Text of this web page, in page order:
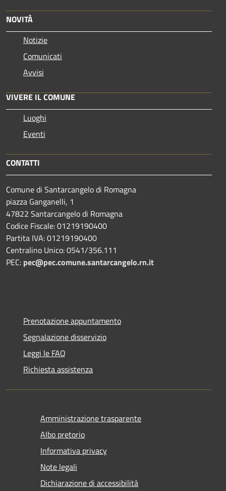
NOVITÀ
Notizie
Comunicati
Avvisi
VIVERE IL COMUNE
Luoghi
Eventi
CONTATTI
Comune di Santarcangelo di Romagna
piazza Ganganelli, 1
47822 Santarcangelo di Romagna
Codice Fiscale: 01219190400
Partita IVA: 01219190400
Centralino Unico: 0541/356.111
PEC: pec@pec.comune.santarcangelo.rn.it
Prenotazione appuntamento
Segnalazione disservizio
Leggi le FAQ
Richiesta assistenza
Amministrazione trasparente
Albo pretorio
Informativa privacy
Note legali
Dichiarazione di accessibilità